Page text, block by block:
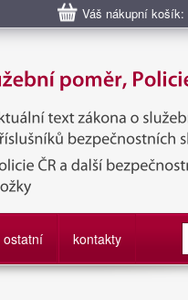
Váš nákupní
Policie ČR, Vězeňská
služby
ostatní kontakty